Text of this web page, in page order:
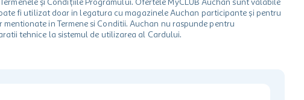
și Condițiile Programului. Ofertele MyCLUB Auchan sunt valabile
fi utilizat doar in legatura cu magazinele Auchan participante și pentru
in Termene si Conditii. Auchan nu raspunde pentru
tehnice la sistemul de utilizarea al Cardului.